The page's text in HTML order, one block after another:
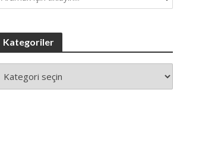
Kategoriler